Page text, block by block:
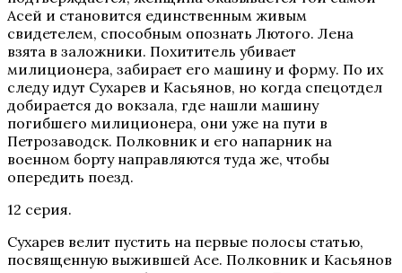
Асей и становится единственным живым
свидетелем, способным опознать Лютого. Лена
взята в заложники. Похититель убивает
милиционера, забирает его машину и форму. По их
следу идут Сухарев и Касьянов, но когда спецотдел
добирается до вокзала, где нашли машину
погибшего милиционера, они уже на пути в
Петрозаводск. Полковник и его напарник на
военном борту направляются туда же, чтобы
опередить поезд.
12 серия.
Сухарев велит пустить на первые полосы статью,
посвященную выжившей Асе. Полковник и Касьянов